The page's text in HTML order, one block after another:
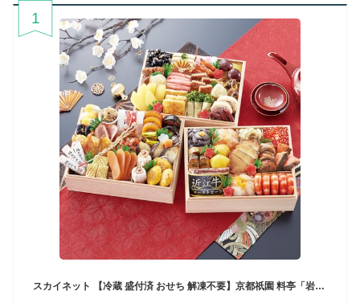
1
スカイネット 【冷蔵 盛付済 おせち 解凍不要】京都祇園 料亭「岩元」監修高級重 冠寿 [長方形三段 50品目 約4～5人前] 12/31日お届け